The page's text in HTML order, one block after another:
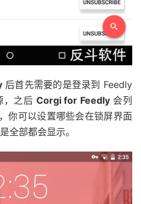
后首先需要的是登录到 Feedly
，之后 Corgi for Feedly会列
你可以设置哪些会在锁屏界面
全部都会显示。